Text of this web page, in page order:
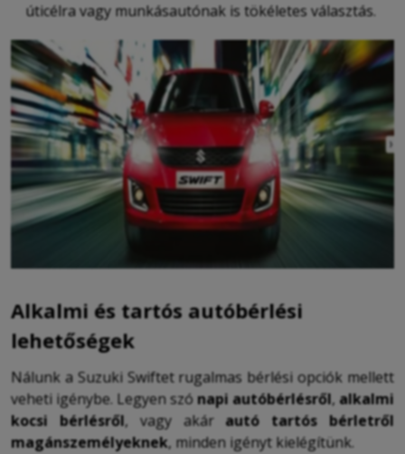
úticélra vagy munkásautónak is tökéletes választás.
Alkalmi és tartós autóbérlési
lehetőségek
Nálunk a Suzuki Swiftet rugalmas bérlési opciók mellett
veheti igénybe. Legyen szónapi autóbérlésről, alkalmi
kocsi bérlésről, vagy akárautó tartós bérletről
magánszemélyeknek, minden igényt kielégítünk.